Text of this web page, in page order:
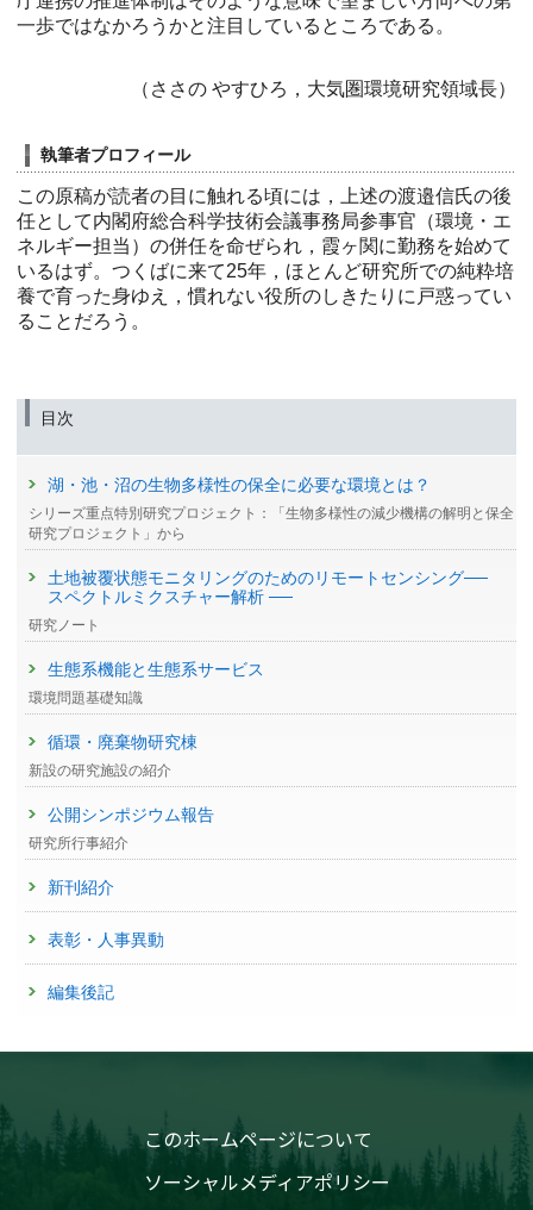
一歩ではなかろうかと注目しているところである。
（ささの やすひろ，大気圏環境研究領域長）
執筆者プロフィール
この原稿が読者の目に触れる頃には，上述の渡邉信氏の後
任として内閣府総合科学技術会議事務局参事官（環境・エ
ネルギー担当）の併任を命ぜられ，霞ヶ関に勤務を始めて
いるはず。つくばに来て25年，ほとんど研究所での純粋培
養で育った身ゆえ，慣れない役所のしきたりに戸惑ってい
ることだろう。
目次
湖・池・沼の生物多様性の保全に必要な環境とは？
シリーズ重点特別研究プロジェクト：「生物多様性の減少機構の解明と保全
研究プロジェクト」から
土地被覆状態モニタリングのためのリモートセンシング──
スペクトルミクスチャー解析 ──
研究ノート
生態系機能と生態系サービス
環境問題基礎知識
循環・廃棄物研究棟
新設の研究施設の紹介
公開シンポジウム報告
研究所行事紹介
新刊紹介
表彰・人事異動
編集後記
このホームページについて
ソーシャルメディアポリシー